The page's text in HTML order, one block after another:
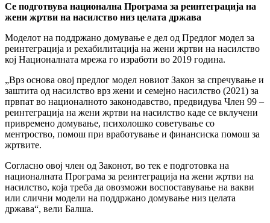
Се подготвува национална Програма за реинтеграција на
жени жртви на насилство низ целата држава
Моделот на поддржано домување е дел од Предлог модел за
реинтеграција и рехабилитација на жени жртви на насилство
кој Националната мрежа го изработи во 2019 година.
„Врз основа овој предлог модел новиот Закон за спречување и
заштита од насилство врз жени и семејно насилство (2021) за
првпат во националното законодавство, предвидува Член 99 –
реинтеграција на жени жртви на насилство каде се вклучени
привремено домување, психолошко советување со
ментроство, помош при вработување и финансиска помош за
жртвите.
Согласно овој член од Законот, во тек е подготовка на
националната Програма за реинтеграција на жени жртви на
насилство, која треба да овозможи воспоставување на вакви
или слични модели на поддржано домување низ целата
држава“, вели Балша.